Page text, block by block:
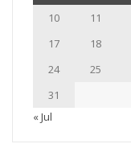
10
11
17
18
24
25
31
« Jul